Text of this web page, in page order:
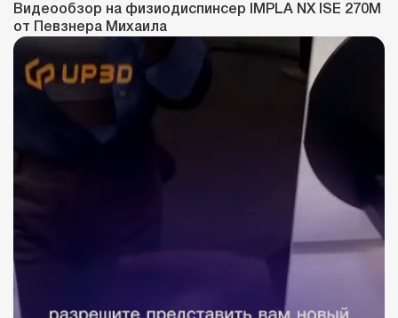
Видеообзор на физиодиспинсер IMPLA NX ISE 270M
от Певзнера Михаила